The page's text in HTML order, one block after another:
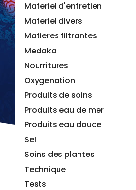
Materiel d'entretien
Materiel divers
Matieres filtrantes
Medaka
Nourritures
Oxygenation
Produits de soins
Produits eau de mer
Produits eau douce
Sel
Soins des plantes
Technique
Tests